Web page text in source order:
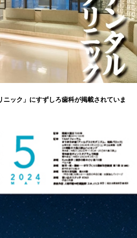
ック」にすずしろ歯科が掲載されていま